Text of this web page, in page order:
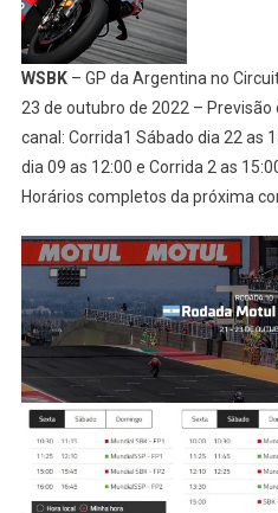
WSBK– GP da Argentina no
23 de outubro de 2022 –
canal: Corrida1 Sábado dia 22 as
dia 09 as 12:00 e Corrida 2 as
Horários completos da próxima